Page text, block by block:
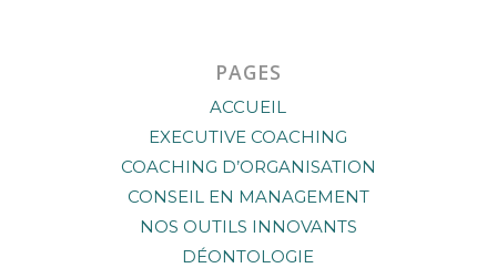
PAGES
ACCUEIL
EXECUTIVE COACHING
COACHING D’ORGANISATION
CONSEIL EN MANAGEMENT
NOS OUTILS INNOVANTS
DÉONTOLOGIE